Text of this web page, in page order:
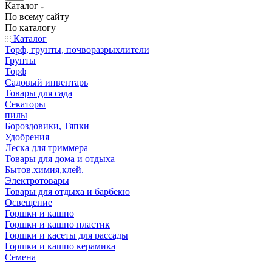
Каталог
По всему сайту
По каталогу
Каталог
Торф, грунты, почворазрыхлители
Грунты
Торф
Садовый инвентарь
Товары для сада
Секаторы
пилы
Бороздовики, Тяпки
Удобрения
Леска для триммера
Товары для дома и отдыха
Бытов.химия,клей.
Электротовары
Товары для отдыха и барбекю
Освещение
Горшки и кашпо
Горшки и кашпо пластик
Горшки и касеты для рассады
Горшки и кашпо керамика
Семена